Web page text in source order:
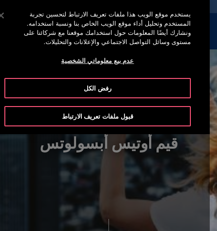
إبحث القائمة
قيم أوتيس أبسولوتس
يستخدم موقع الويب هذا ملفات تعريف الارتباط لتحسين تجربة
المستخدم وتحليل أداء موقع الويب الخاص بنا ونسبة استخدامه.
ونشارك أيضًا المعلومات حول استخدامك موقعنا مع شركائنا على
مستوى وسائل التواصل الاجتماعي والإعلانات والتحليلات.
عدم بيع معلوماتي الشخصية
رفض الكل
قبول ملفات تعريف الارتباط